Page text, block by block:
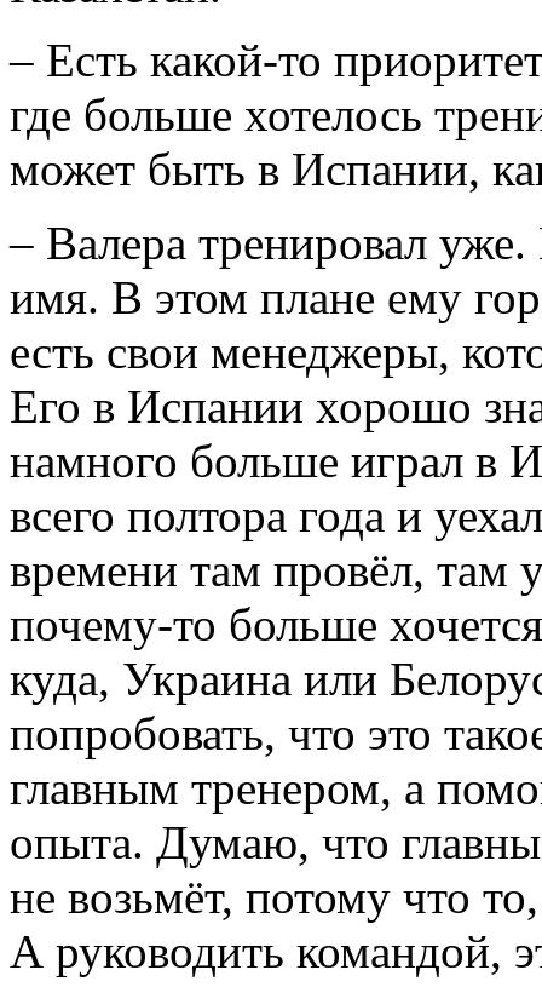
– Есть какой-то
где больше хотелось
может быть в Испании,
– Валера тренировал уже.
имя. В этом плане ему
есть свои менеджеры,
Его в Испании хорошо
намного больше играл в
всего полтора года и
времени там провёл, там
почему-то больше
куда, Украина или
попробовать, что это
главным тренером, а
опыта. Думаю, что
не возьмёт, потому что
А руководить командой,